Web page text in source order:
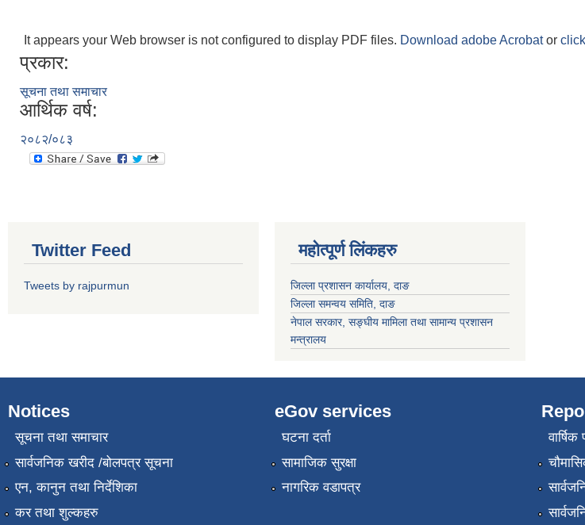
It appears your Web browser is not configured to display PDF files. Download adobe Acrobator
प्रकार:
सूचना तथा समाचार
आर्थिक वर्ष:
२०८२/०८३
Twitter Feed
Tweets by rajpurmun
महोत्पूर्ण लिंकहरु
जिल्ला प्रशासन कार्यालय, दाङ
जिल्ला समन्वय समिति, दाङ
नेपाल सरकार, सङ्घीय मामिला तथा सामान्य प्रशासन
मन्त्रालय
Notices
सूचना तथा समाचार
सार्वजनिक खरीद /बोलपत्र सूचना
एन, कानुन तथा निर्देशिका
कर तथा शुल्कहरु
eGov services
घटना दर्ता
सामाजिक सुरक्षा
नागरिक वडापत्र